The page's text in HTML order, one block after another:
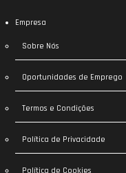
Empresa
Sobre Nós
Oportunidades de Emprego
Termos e Condições
Política de Privacidade
Política de Cookies